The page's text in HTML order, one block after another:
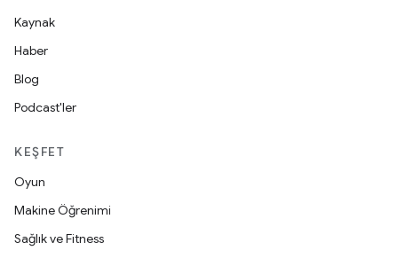
Kaynak
Haber
Blog
Podcast'ler
KEŞFET
Oyun
Makine Öğrenimi
Sağlık ve Fitness